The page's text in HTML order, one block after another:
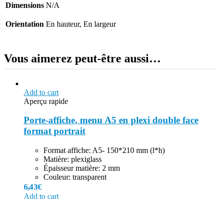
Dimensions N/A
Orientation En hauteur, En largeur
Vous aimerez peut-être aussi…
Add to cart
Aperçu rapide
Porte-affiche, menu A5 en plexi double face
format portrait
Format affiche: A5- 150*210 mm (l*h)
Matière: plexiglass
Épaisseur matière: 2 mm
Couleur: transparent
6,43€
Add to cart